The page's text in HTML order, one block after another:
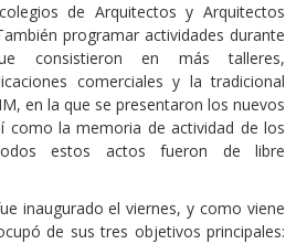
de Arquitectos y Arquitectos
programar actividades durante
consistieron en más talleres,
comerciales y la tradicional
en la que se presentaron los nuevos
como la memoria de actividad de los
estos actos fueron de libre
inaugurado el viernes, y como viene
de sus tres objetivos principales: